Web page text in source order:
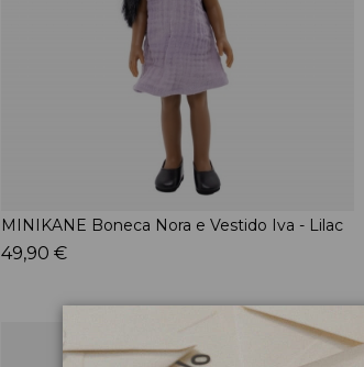
MINIKANE Boneca Nora e Vestido Iva - Lilac
49,90 €